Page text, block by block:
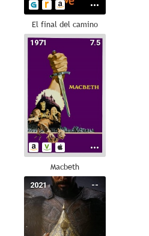
El final del camino
7.5
1971
Macbeth
--
2021